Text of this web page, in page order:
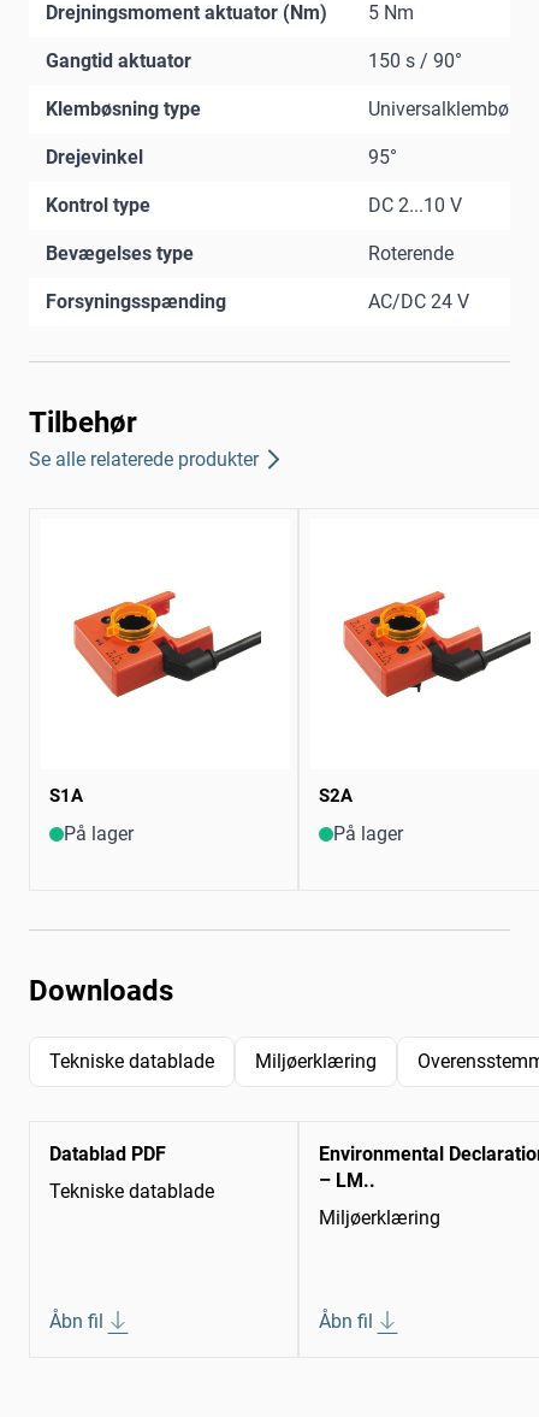
Drejningsmoment aktuator (Nm) 5 Nm
Gangtid aktuator 150 s / 90°
Klembøsning type
Drejevinkel 95°
Kontrol type DC 2...10 V
Bevægelses type Roterende
Forsyningsspænding AC/DC 24 V
Tilbehør
Se alle relaterede produkter
S1A
På lager
S2A
På lager
Downloads
Tekniske datablade Miljøerklæring
Datablad PDF
Tekniske datablade
Åbn fil
Environmental
– LM..
Miljøerklæring
Åbn fil